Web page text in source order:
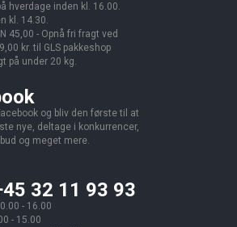
hverdage inden kl. 16.00.
kl. 14.30.
45,00 - Opnå fri fragt ved
kr. til GLS pakkeshop
på under 20 kg.
og bliv den første til at
nye, deltage i konkurrencer,
og meget mere.
32 11 93 93
- 16.00
- 15.00